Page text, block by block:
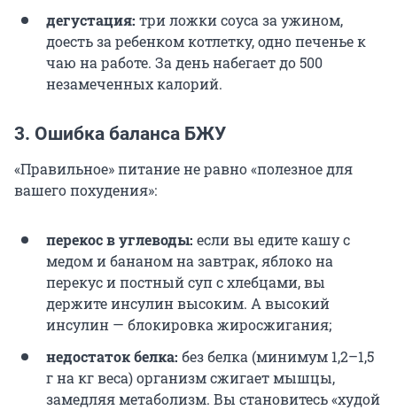
дегустация: три ложки соуса за ужином,
доесть за ребенком котлетку, одно печенье к
чаю на работе. За день набегает до 500
незамеченных калорий.
3. Ошибка баланса БЖУ
«Правильное» питание не равно «полезное для
вашего похудения»:
перекос в углеводы: если вы едите кашу с
медом и бананом на завтрак, яблоко на
перекус и постный суп с хлебцами, вы
держите инсулин высоким. А высокий
инсулин — блокировка жиросжигания;
недостаток белка: без белка (минимум 1,2–1,5
г на кг веса) организм сжигает мышцы,
замедляя метаболизм. Вы становитесь «худой